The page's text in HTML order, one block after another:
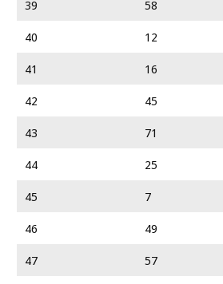
39
58
40
12
41
16
42
45
43
71
44
25
45
7
46
49
47
57